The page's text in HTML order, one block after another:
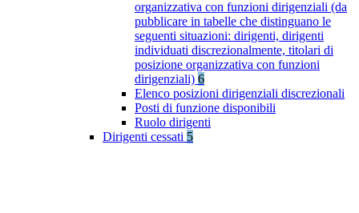
organizzativa con funzioni dirigenziali (da
pubblicare in tabelle che distinguano le
seguenti situazioni: dirigenti, dirigenti
individuati discrezionalmente, titolari di
posizione organizzativa con funzioni
dirigenziali) 6
Elenco posizioni dirigenziali discrezionali
Posti di funzione disponibili
Ruolo dirigenti
Dirigenti cessati 5